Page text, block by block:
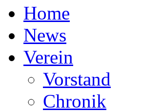
Home
News
Verein
Vorstand
Chronik